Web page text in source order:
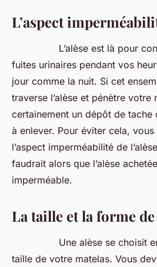
L’aspect
L’alèse est là pour
fuites urinaires pendant vos
jour comme la nuit. Si cet
traverse l’alèse et pénètre votre
certainement un dépôt de
à enlever. Pour éviter cela,
l’aspect imperméabilité de
faudrait alors que l’alèse
imperméable.
La taille et la forme de
Une alèse se choisit en
taille de votre matelas. Vous